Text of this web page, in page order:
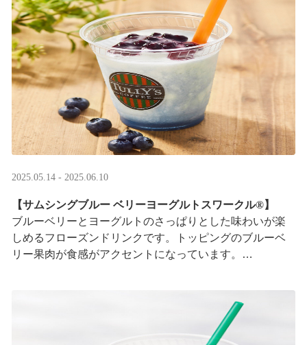
2025.05.14 - 2025.06.10
【サムシングブルー ベリーヨーグルトスワークル®】
ブルーベリーとヨーグルトのさっぱりとした味わいが楽
しめるフローズンドリンクです。トッピングのブルーベ
リー果肉が食感がアクセントになっています。